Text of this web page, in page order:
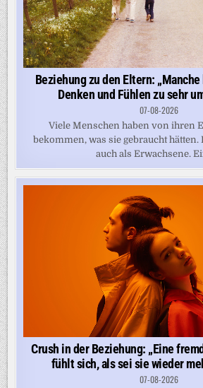
Beziehung zu den Eltern:
Denken und Fühlen zu sehr
07-08-2026
Viele Menschen haben von ihren
bekommen, was sie gebraucht hätten.
auch als Erwachsene.
Crush in der Beziehung: „Eine
fühlt sich, als sei sie wieder
07-08-2026